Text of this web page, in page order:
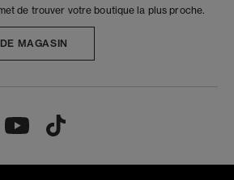
de trouver votre boutique la plus proche.
MAGASIN